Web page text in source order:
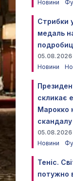
Новини
Стрибки
медаль
05.08.2026
Новини
скликає
Марокко
скандалу
05.08.2026
Новини
Теніс.
потужно